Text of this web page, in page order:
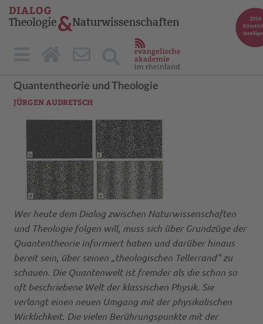
Quantentheorie und Theologie
JÜRGEN AUDRETSCH
Wer heute dem Dialog zwischen Naturwissenschaften
und Theologie folgen will, muss sich über Grundzüge der
Quantentheorie informiert haben und darüber hinaus
bereit sein, über seinen „theologischen Tellerrand" zu
schauen. Die Quantenwelt ist fremder als die schon so
oft beschriebene Welt der klassischen Physik. Sie
verlangt einen neuen Umgang mit der physikalischen
Wirklichkeit. Die vielen Berührungspunkte mit der